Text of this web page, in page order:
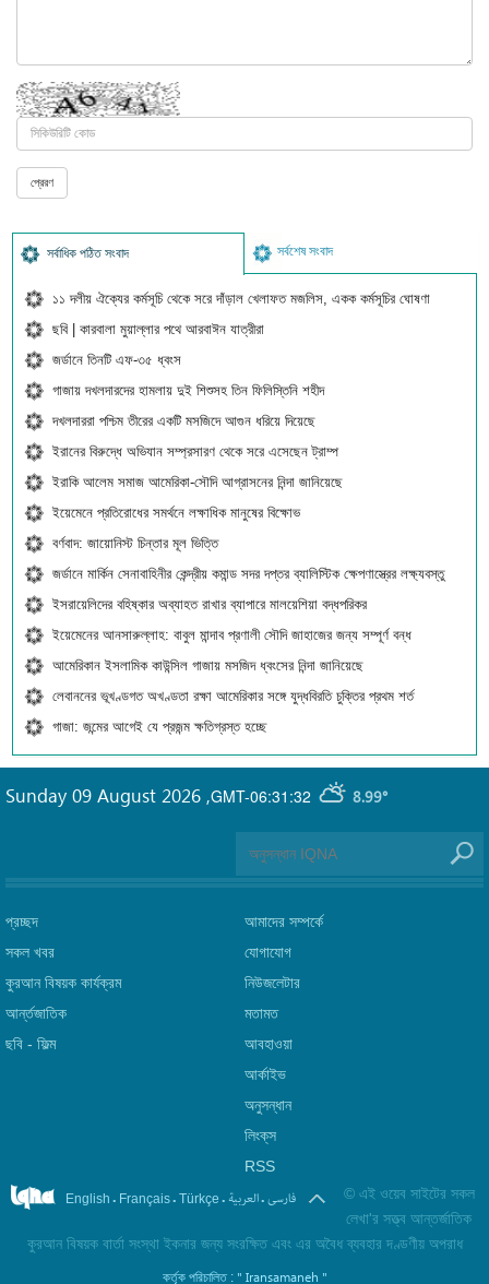
সর্বাধিক পঠিত সংবাদ সর্বশেষ সংবাদ
১১ দলীয় ঐক্যের কর্মসূচি থেকে সরে দাঁড়াল খেলাফত মজলিস, একক কর্মসূচির ঘোষণা
ছবি | কারবালা মুয়াল্লার পথে আরবাঈন যাত্রীরা
জর্ডানে তিনটি এফ-৩৫ ধ্বংস
গাজায় দখলদারদের হামলায় দুই শিশুসহ তিন ফিলিস্তিনি শহীদ
দখলদাররা পশ্চিম তীরের একটি মসজিদে আগুন ধরিয়ে দিয়েছে
ইরানের বিরুদ্ধে অভিযান সম্প্রসারণ থেকে সরে এসেছেন ট্রাম্প
ইরাকি আলেম সমাজ আমেরিকা-সৌদি আগ্রাসনের নিন্দা জানিয়েছে
ইয়েমেনে প্রতিরোধের সমর্থনে লক্ষাধিক মানুষের বিক্ষোভ
বর্ণবাদ: জায়োনিস্ট চিন্তার মূল ভিত্তি
জর্ডানে মার্কিন সেনাবাহিনীর কেন্দ্রীয় কমান্ড সদর দপ্তর ব্যালিস্টিক ক্ষেপণাস্ত্রের লক্ষ্যবস্তু
ইসরায়েলিদের বহিষ্কার অব্যাহত রাখার ব্যাপারে মালয়েশিয়া বদ্ধপরিকর
ইয়েমেনের আনসারুল্লাহ: বাবুল মান্দাব প্রণালী সৌদি জাহাজের জন্য সম্পূর্ণ বন্ধ
আমেরিকান ইসলামিক কাউন্সিল গাজায় মসজিদ ধ্বংসের নিন্দা জানিয়েছে
লেবাননের ভূখণ্ডগত অখণ্ডতা রক্ষা আমেরিকার সঙ্গে যুদ্ধবিরতি চুক্তির প্রথম শর্ত
গাজা: জন্মের আগেই যে প্রজন্ম ক্ষতিগ্রস্ত হচ্ছে
GMT-06:31:32 8.99°
Sunday 09 August 2026 ,
প্রচ্ছদ
সকল খবর
কুরআন বিষয়ক কার্যক্রম
আর্ন্তজাতিক
ছবি‎ - ফিল্ম
আমাদের সম্পর্কে
যোগাযোগ
নিউজলেটার
মতামত
আবহাওয়া
আর্কাইভ
অনুসন্ধান
লিংক্‌স
RSS
English . Français. Türkçe . العربیة.فارسی © এই ওয়েব সাইটের সকল
লেখা'র সত্ত্ব আন্তর্জাতিক
কুরআন বিষয়ক বার্তা সংস্থা ইকনার জন্য সংরক্ষিত এবং এর অবৈধ ব্যবহার দণ্ডণীয় অপরাধ
কর্তৃক পরিচালিত : " Iransamaneh "